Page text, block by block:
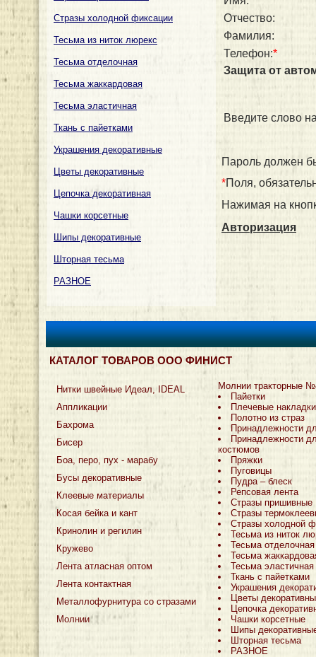
Стразы холодной фиксации
Тесьма из ниток люрекс
Тесьма отделочная
Тесьма жаккардовая
Тесьма эластичная
Ткань с пайетками
Украшения декоративные
Цветы декоративные
Цепочка декоративная
Чашки корсетные
Шипы декоративные
Шторная тесьма
РАЗНОЕ
Отчество:
Фамилия:
Телефон:*
Защита от
Введите слово
Пароль должен
*Поля,
Нажимая на
Авторизация
КАТАЛОГ ТОВАРОВ ООО ФИНИСТ
Нитки швейные Идеал, IDEAL
Аппликации
Бахрома
Бисер
Боа, перо, пух - марабу
Бусы декоративные
Клеевые материалы
Косая бейка и кант
Кринолин и регилин
Кружево
Лента атласная оптом
Лента контактная
Металлофурнитура со стразами
Молнии
Молнии тракторные
Пайетки
Плечевые накладки
Полотно из страз
Принадлежности
Принадлежности
костюмов
Пряжки
Пуговицы
Пудра – блеск
Репсовая лента
Стразы пришивные
Стразы
Стразы холодной
Тесьма из ниток
Тесьма отделочная
Тесьма
Тесьма эластичная
Ткань с пайетками
Украшения
Цветы
Цепочка
Чашки корсетные
Шипы
Шторная тесьма
РАЗНОЕ